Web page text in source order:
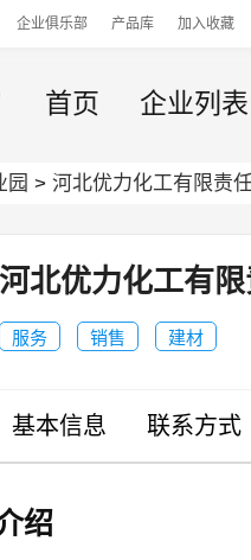
企业俱乐部 产品库 加入收藏
首页 企业列表
园 > 河北优力化工有限责
河北优力化工有限
服务 销售 建材
基本信息 联系方式
绍